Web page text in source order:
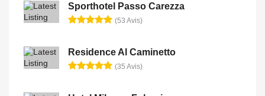
Sporthotel Passo Carezza
(53 Avis)
Residence Al Caminetto
(35 Avis)